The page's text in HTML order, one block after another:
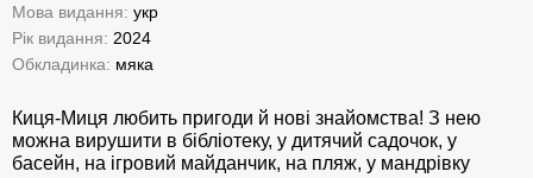
Мова видання: укр
Рік видання: 2024
Обкладинка: мяка
Киця-Миця любить пригоди й нові знайомства! З нею
можна вирушити в бібліотеку, у дитячий садочок, у
басейн, на ігровий майданчик, на пляж, у мандрівку